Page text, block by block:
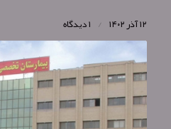
۱۲ آذر ۱۴۰۲ / ۱ دیدگاه